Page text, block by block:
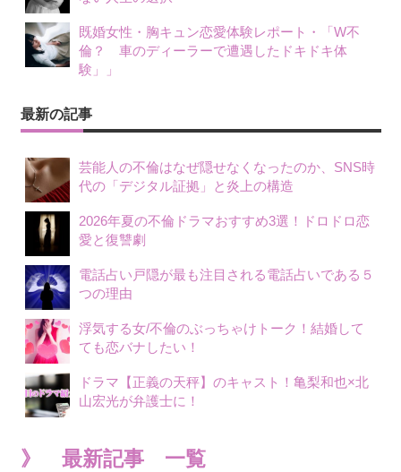
既婚女性・胸キュン恋愛体験レポート・「W不
倫？ 車のディーラーで遭遇したドキドキ体
験」」
最新の記事
芸能人の不倫はなぜ隠せなくなったのか、SNS時
代の「デジタル証拠」と炎上の構造
2026年夏の不倫ドラマおすすめ3選！ドロドロ恋
愛と復讐劇
電話占い戸隠が最も注目される電話占いである５
つの理由
浮気する女/不倫のぶっちゃけトーク！結婚して
ても恋バナしたい！
ドラマ【正義の天秤】のキャスト！亀梨和也×北
山宏光が弁護士に！
》 最新記事 一覧